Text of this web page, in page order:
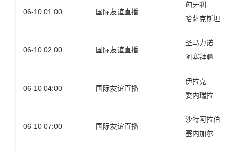
06-10 01:00 国际友谊直播
匈牙利
哈萨克斯坦
06-10 02:00 国际友谊直播
圣马力诺
阿塞拜疆
06-10 04:00 国际友谊直播
伊拉克
委内瑞拉
06-10 07:00 国际友谊直播
沙特阿拉伯
塞内加尔